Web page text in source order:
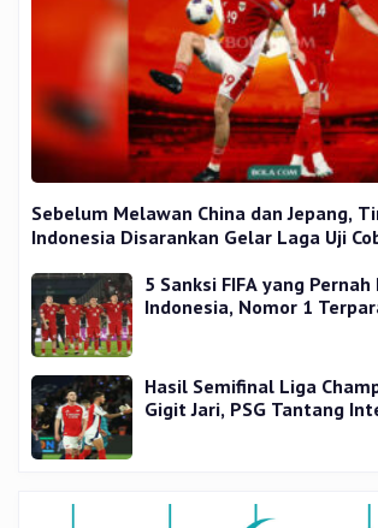
Sebelum Melawan China dan Jepang,
Indonesia Disarankan Gelar Laga Uji
5 Sanksi FIFA yang
Indonesia, Nomor 1
Hasil Semifinal Liga
Gigit Jari, PSG Tantang